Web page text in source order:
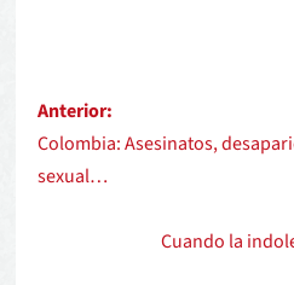
Anterior:
Colombia: Asesinatos,
sexual…
Cuando la